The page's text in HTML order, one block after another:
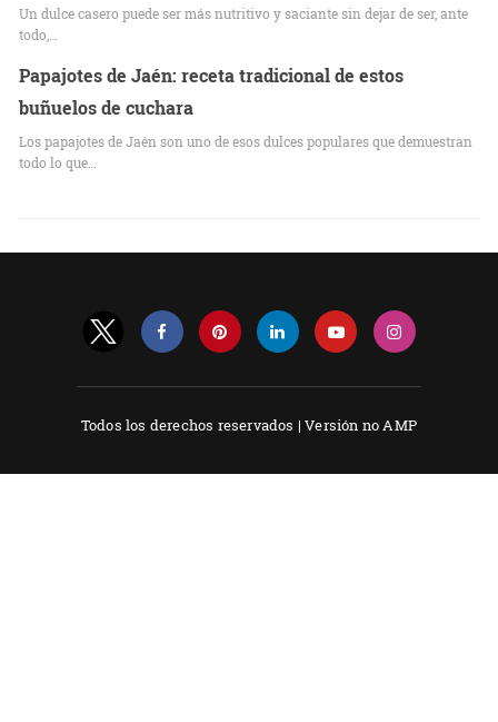
Un dulce casero puede ser más nutritivo y saciante sin dejar de ser, ante
todo,…
Papajotes de Jaén: receta tradicional de estos
buñuelos de cuchara
Los papajotes de Jaén son uno de esos dulces populares que demuestran
todo lo que…
Todos los derechos reservados |Versión no AMP